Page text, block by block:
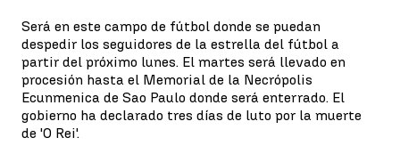
Será en este campo de fútbol donde se puedan
despedir los seguidores de la estrella del fútbol a
partir del próximo lunes. El martes será llevado en
procesión hasta el Memorial de la Necrópolis
Ecunmenica de Sao Paulo donde será enterrado. El
gobierno ha declarado tres días de luto por la muerte
de 'O Rei'.